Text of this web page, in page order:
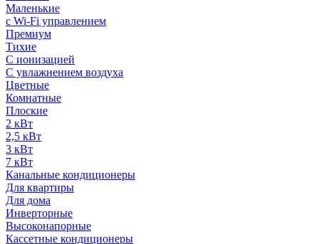
Маленькие
с Wi-Fi управлением
Премиум
Тихие
С ионизацией
С увлажнением воздуха
Цветные
Комнатные
Плоские
2 кВт
2,5 кВт
3 кВт
7 кВт
Канальные кондиционеры
Для квартиры
Для дома
Инверторные
Высоконапорные
Кассетные кондиционеры